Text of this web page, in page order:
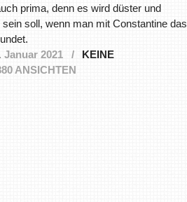
prima, denn es wird düster und
soll, wenn man mit Constantine das
Januar 2021
KEINE
ANSICHTEN